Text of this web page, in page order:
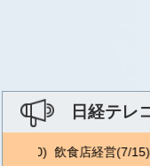
日経テレ
(8/10) 飲食店経営(7/